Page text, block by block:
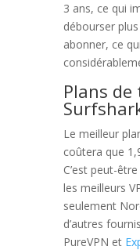
3 ans, ce qui
débourser
abonner, ce
Plans
Le meilleur
coûtera que
C’est peut-
les meilleurs
seulement
d’autres
PureVPN et